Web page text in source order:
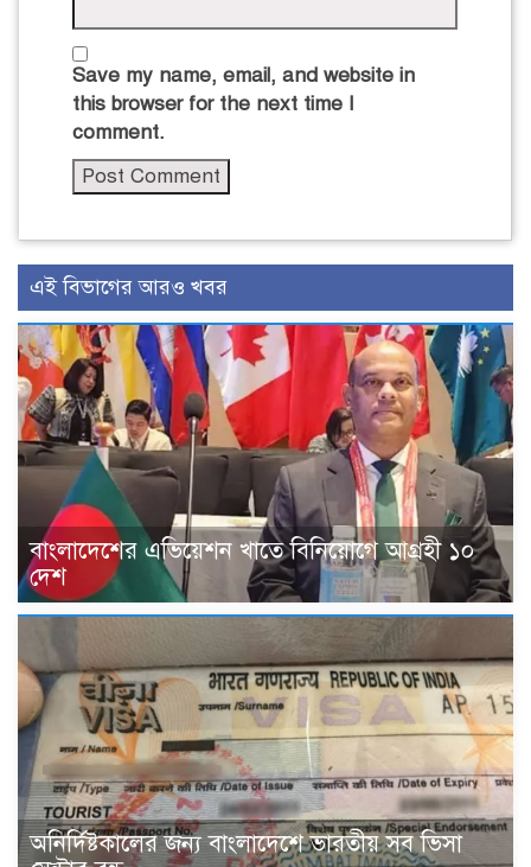
Save my name, email, and website in
this browser for the next time I
comment.
এই বিভাগের আরও খবর
বাংলাদেশের এভিয়েশন খাতে বিনিয়োগে আগ্রহী ১০
দেশ
অনির্দিষ্টকালের জন্য বাংলাদেশে ভারতীয় সব ভিসা